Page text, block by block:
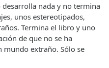
desarrolla nada y no termina
unos estereotipados,
Termina el libro y uno
de que no se ha
mundo extraño. Sólo se